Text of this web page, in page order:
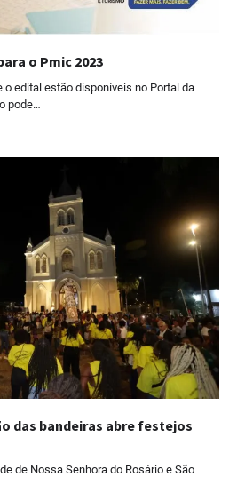
o Pmic 2023
edital estão disponíveis no Portal da
pode…
das bandeiras abre festejos
de Nossa Senhora do Rosário e São